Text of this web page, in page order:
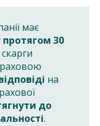
має
протягом 30
скарги
на
до
.